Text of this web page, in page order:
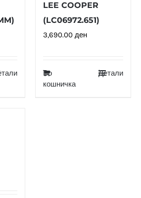
LEE COOPER
(LC06972.651)
3,690.00 ден
Во
кошничка
Детали